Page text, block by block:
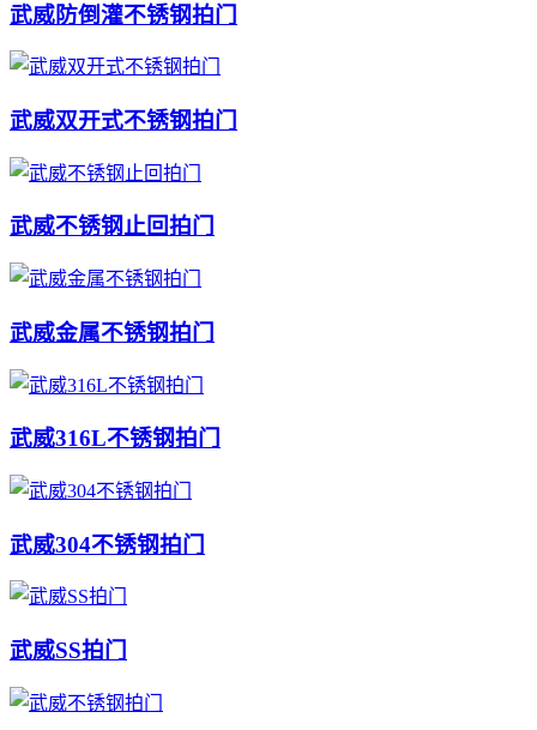
武威防倒灌不锈钢拍门
武威双开式不锈钢拍门
武威不锈钢止回拍门
武威金属不锈钢拍门
武威316L不锈钢拍门
武威304不锈钢拍门
武威SS拍门